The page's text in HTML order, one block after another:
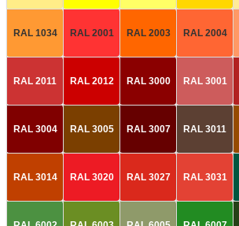
RAL 1034 RAL 2001 RAL 2003 RAL 2004
RAL 2011 RAL 2012 RAL 3000 RAL 3001
RAL 3004 RAL 3005 RAL 3007 RAL 3011
RAL 3014 RAL 3020 RAL 3027 RAL 3031